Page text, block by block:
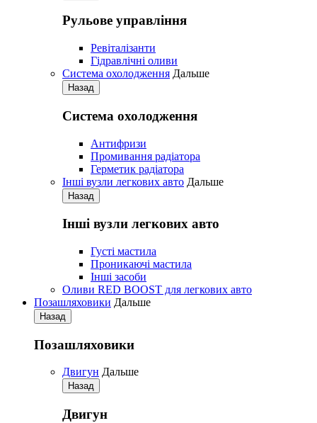
Рульове управління
Ревіталізанти
Гідравлічні оливи
Система охолодження Дальше
Назад
Система охолодження
Антифризи
Промивання радіатора
Герметик радіатора
Iнші вузли легкових авто Дальше
Назад
Iнші вузли легкових авто
Густі мастила
Проникаючі мастила
Iнші засоби
Оливи RED BOOST для легкових авто
Позашляховики Дальше
Назад
Позашляховики
Двигун Дальше
Назад
Двигун